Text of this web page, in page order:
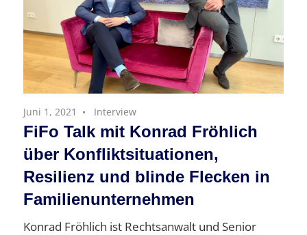
Juni 1, 2021 Interview
FiFo Talk mit Konrad Fröhlich
über Konfliktsituationen,
Resilienz und blinde Flecken in
Familienunternehmen
Konrad Fröhlich ist Rechtsanwalt und Senior